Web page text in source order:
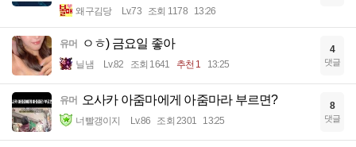
왜구김당 Lv.73 조회 1178 13:26
유머 ㅇㅎ) 금요일 좋아
닐냄 Lv.82 조회 1641 추천 1 13:25
4
댓글
유머 오사카 아줌마에게 아줌마라 부르면?
너빨갱이지 Lv.86 조회 2301 13:25
8
댓글